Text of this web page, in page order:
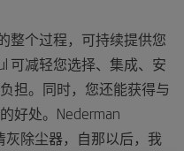
整个过程，可持续提供您
可减轻您选择、集成、安
担。同时，您还能获得与
好处。Nederman
灰除尘器，自那以后，我